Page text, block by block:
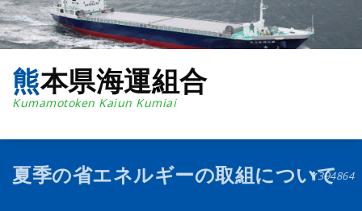
コ
ン
テ
ッ
熊本県海運組合
Kumamotoken Kaiun Kumiai
394864
夏季の省エネルギーの取組について